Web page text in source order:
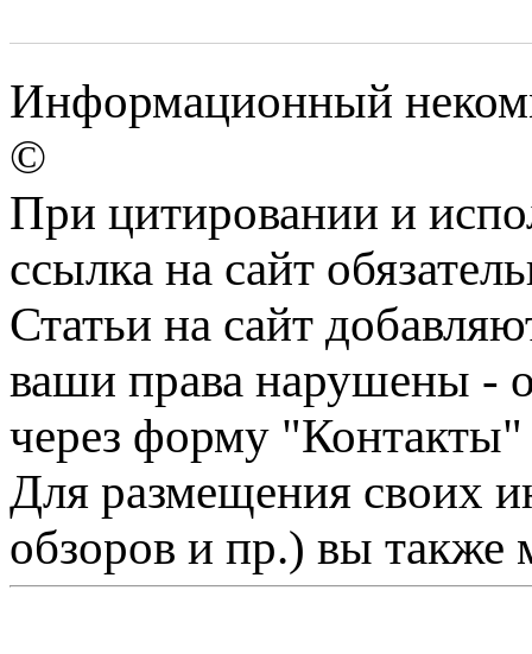
Информационный
©
При цитировании и
ссылка на сайт
Статьи на сайт
ваши права нарушены -
через форму "Контакты"
Для размещения своих
обзоров и пр.) вы также